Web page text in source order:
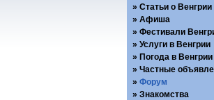
Статьи о Венгрии
Афиша
Фестивали
Услуги в Венгрии
Погода в Венгрии
Частные
Форум
Знакомства